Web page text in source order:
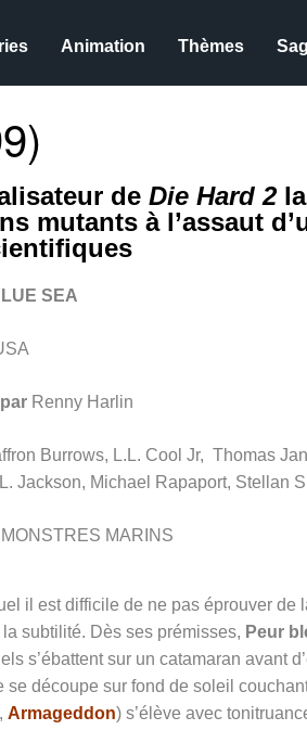
Animation Thèmes
de Die Hard 2
mutants à l’assaut
SEA
Renny Harlin
Burrows, L.L. Cool Jr, Thomas
Jackson, Michael Rapaport, Stellan
MONSTRES MARINS
il est difficile de ne pas éprouver de
subtilité. Dès ses prémisses, Peur
s’ébattent sur un catamaran avant
découpe sur fond de soleil
, Armageddon) s’élève avec